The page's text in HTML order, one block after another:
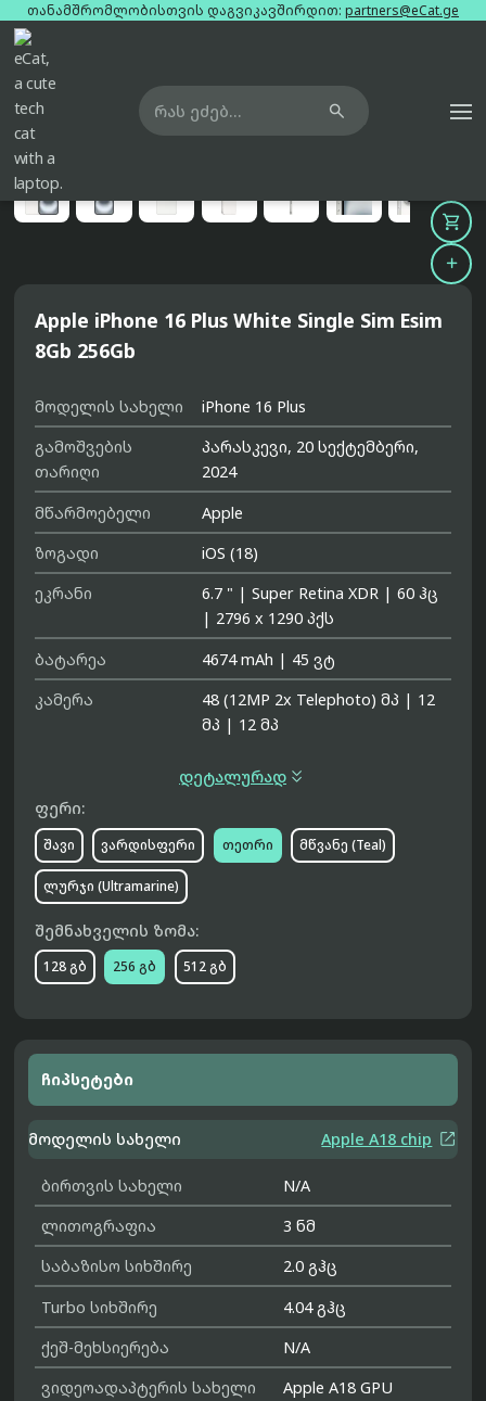
თანამშრომლობისთვის დაგვიკავშირდით: partners@eCat.ge

მთავარი ტელეფონები

Apple iPhone 16 Plus White Single Sim Esim
8Gb 256Gb
მოდელის სახელი
iPhone 16 Plus
გამოშვების
თარიღი
პარასკევი, 20 სექტემბერი,
2024
მწარმოებელი
Apple
ზოგადი
iOS (18)
ეკრანი
6.7 " | Super Retina XDR| 60 ჰც
| 2796 x 1290 პქს
ბატარეა
4674 mAh | 45 ვტ
კამერა
48 (12MP 2x Telephoto) მპ | 12
მპ | 12 მპ
დეტალურად 
ფერი:
შავი ვარდისფერი თეთრი მწვანე (Teal)
ლურჯი (Ultramarine)
შემნახველის ზომა:
128 გბ 256 გბ 512 გბ


ჩიპსეტები
მოდელის სახელი Apple A18 chip 
ბირთვის სახელი
N/A
ლითოგრაფია
3 ნმ
საბაზისო სიხშირე
2.0 გჰც
Turbo სიხშირე
4.04 გჰც
ქეშ-მეხსიერება
N/A
ვიდეოადაპტერის სახელი
Apple A18 GPU